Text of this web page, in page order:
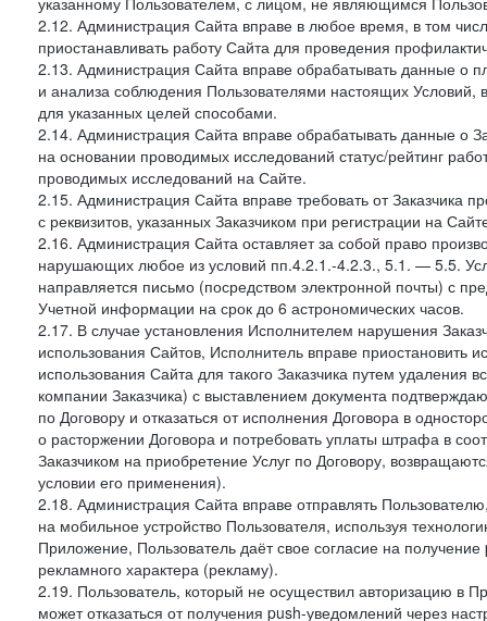
2.12. Администрация Сайта вправе в любое время, в том
приостанавливать работу Сайта для проведения
2.13. Администрация Сайта вправе обрабатывать данные о
и анализа соблюдения Пользователями настоящих
для указанных целей способами.
2.14. Администрация Сайта вправе обрабатывать данные о
на основании проводимых исследований статус/рейтинг
проводимых исследований на Сайте.
2.15. Администрация Сайта вправе требовать от Заказчика
с реквизитов, указанных Заказчиком при регистрации на
2.16. Администрация Сайта оставляет за собой право
нарушающих любое из условий пп.4.2.1.-4.2.3., 5.1. — 5.5.
направляется письмо (посредством электронной почты) с
Учетной информации на срок до 6 астрономических часов.
2.17. В случае установления Исполнителем нарушения
использования Сайтов, Исполнитель вправе приостановить
использования Сайта для такого Заказчика путем
компании Заказчика) с выставлением документа
по Договору и отказаться от исполнения Договора в
о расторжении Договора и потребовать уплаты штрафа в
Заказчиком на приобретение Услуг по Договору,
условии его применения).
2.18. Администрация Сайта вправе отправлять
на мобильное устройство Пользователя, используя
Приложение, Пользователь даёт свое согласие на
рекламного характера (рекламу).
2.19. Пользователь, который не осуществил авторизацию в
может отказаться от получения push-уведомлений через